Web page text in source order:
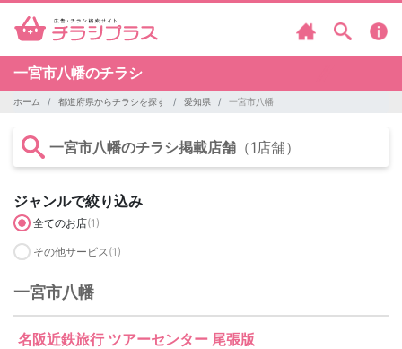
一宮市八幡のチラシ
ホーム 都道府県からチラシを探す 愛知県 一宮市八幡
一宮市八幡のチラシ掲載店舗 （1店舗）
ジャンルで絞り込み
全てのお店(1)
その他サービス (1)
一宮市八幡
名阪近鉄旅行 ツアーセンター 尾張版